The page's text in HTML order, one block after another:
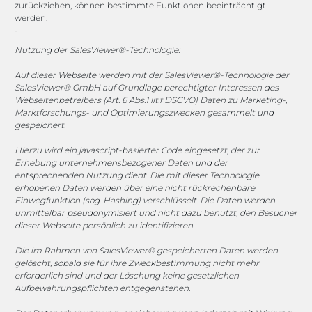
zurückziehen, können bestimmte Funktionen beeinträchtigt
werden.
-
Nutzung der SalesViewer®-Technologie:
Auf dieser Webseite werden mit der SalesViewer®-Technologie der
SalesViewer® GmbH auf Grundlage berechtigter Interessen des
Webseitenbetreibers (Art. 6 Abs.1 lit.f DSGVO) Daten zu Marketing-,
Marktforschungs- und Optimierungszwecken gesammelt und
gespeichert.
Hierzu wird ein javascript-basierter Code eingesetzt, der zur
Erhebung unternehmensbezogener Daten und der
entsprechenden Nutzung dient. Die mit dieser Technologie
erhobenen Daten werden über eine nicht rückrechenbare
Einwegfunktion (sog. Hashing) verschlüsselt. Die Daten werden
unmittelbar pseudonymisiert und nicht dazu benutzt, den Besucher
dieser Webseite persönlich zu identifizieren.
Die im Rahmen von SalesViewer® gespeicherten Daten werden
gelöscht, sobald sie für ihre Zweckbestimmung nicht mehr
erforderlich sind und der Löschung keine gesetzlichen
Aufbewahrungspflichten entgegenstehen.
vertrieb@megasoft.de
+49 2173 265 06 0
Mo. - Do. 08:00 - 17:00 Uhr
Fr. 08:00 - 15:00 Uhr
Sponsoring
1. FC Monheim
COOKIE-RICHTLINIE (EU)
© 2025 MEGASOFT® IT GmbH & Co. KG |